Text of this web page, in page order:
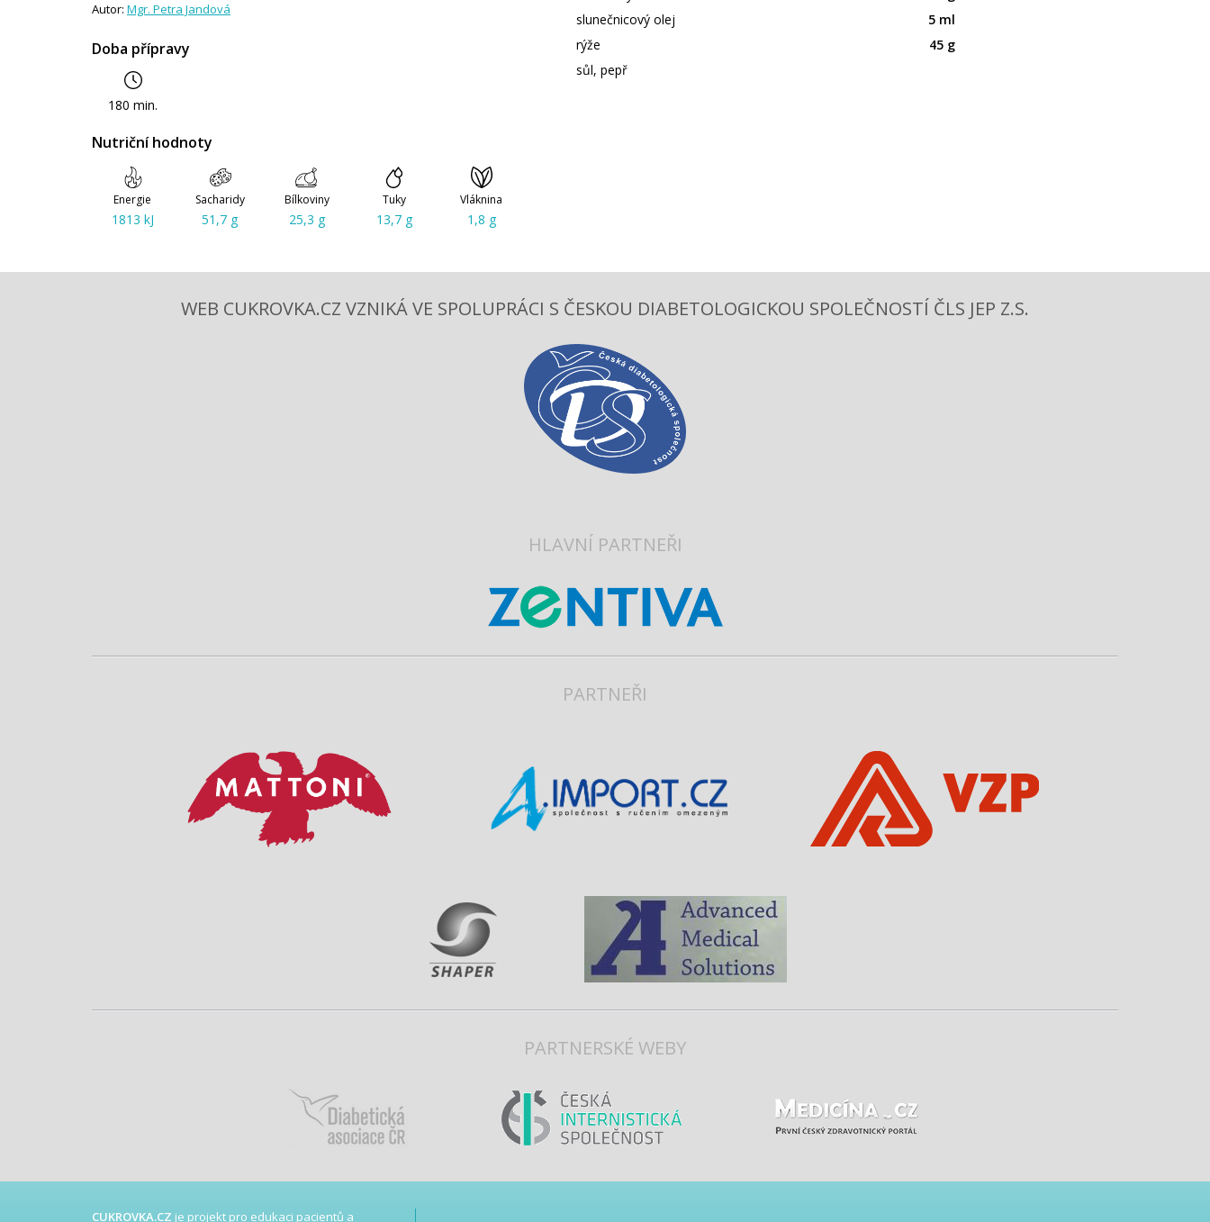
Doba přípravy
180 min.
Autor: Mgr. Petra Jandová
Nutriční hodnoty
Energie
1813 kJ
Sacharidy
51,7 g
Bílkoviny
25,3 g
Tuky
13,7 g
Vláknina
1,8 g
slunečnicový olej
5 ml
rýže
45 g
sůl, pepř
WEB CUKROVKA.CZ VZNIKÁ VE SPOLUPRÁCI S ČESKOU DIABETOLOGICKOU SPOLEČNOSTÍ ČLS JEP Z.S.
HLAVNÍ PARTNEŘI
PARTNEŘI
PARTNERSKÉ WEBY
CUKROVKA.CZ je projekt pro edukaci pacientů a